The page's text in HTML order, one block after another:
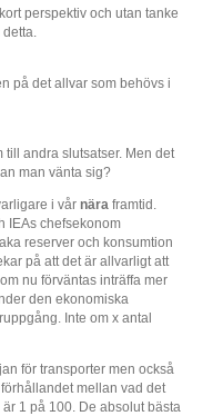
perspektiv och utan tanke
detta.
på det allvar som behövs i
till andra slutsatser. Men det
man vänta sig?
i vår nära framtid.
IEAs chefsekonom
reserver och konsumtion
på att det är allvarligt att
nu förväntas inträffa mer
den ekonomiska
Inte om x antal
för transporter men också
mellan vad det
1 på 100. De absolut bästa